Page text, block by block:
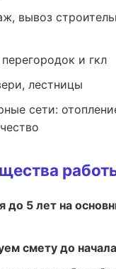
вывоз
и гкл
лестницы
сети:
до 5 лет на
смету до